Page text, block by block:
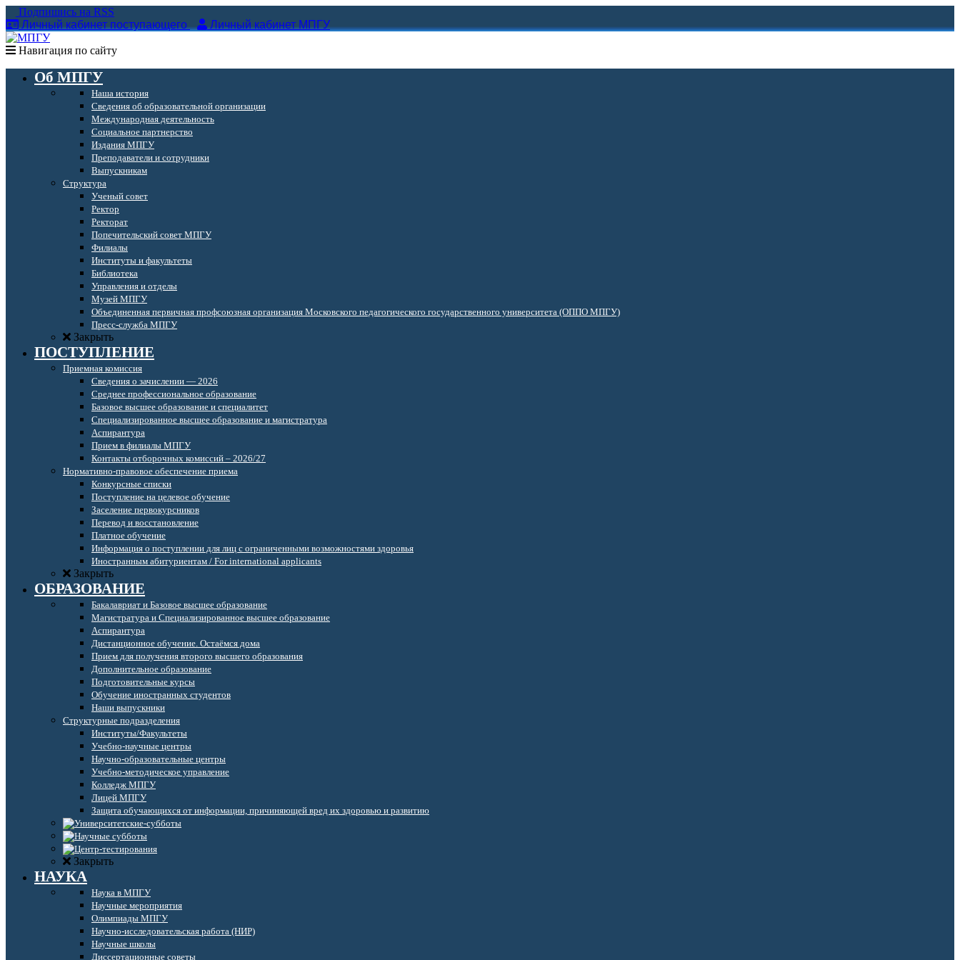
Подпишись на RSS
Личный кабинет поступающего
Личный кабинет МПГУ
Навигация по сайту
Об МПГУ
Наша история
Сведения об образовательной организации
Международная деятельность
Социальное партнерство
Издания МПГУ
Преподаватели и сотрудники
Выпускникам
Структура
Ученый совет
Ректор
Ректорат
Попечительский совет МПГУ
Филиалы
Институты и факультеты
Библиотека
Управления и отделы
Музей МПГУ
Объединенная первичная профсоюзная организация Московского педагогического государственного университета (ОППО МПГУ)
Пресс-служба МПГУ
Закрыть
ПОСТУПЛЕНИЕ
Приемная комиссия
Сведения о зачислении — 2026
Среднее профессиональное образование
Базовое высшее образование и специалитет
Специализированное высшее образование и магистратура
Аспирантура
Прием в филиалы МПГУ
Контакты отборочных комиссий – 2026/27
Нормативно-правовое обеспечение приема
Конкурсные списки
Поступление на целевое обучение
Заселение первокурсников
Перевод и восстановление
Платное обучение
Информация о поступлении для лиц с ограниченными возможностями здоровья
Иностранным абитуриентам / For international applicants
Закрыть
ОБРАЗОВАНИЕ
Бакалавриат и Базовое высшее образование
Магистратура и Специализированное высшее образование
Аспирантура
Дистанционное обучение. Остаёмся дома
Прием для получения второго высшего образования
Дополнительное образование
Подготовительные курсы
Обучение иностранных студентов
Наши выпускники
Структурные подразделения
Институты/Факультеты
Учебно-научные центры
Научно-образовательные центры
Учебно-методическое управление
Колледж МПГУ
Лицей МПГУ
Защита обучающихся от информации, причиняющей вред их здоровью и развитию
Закрыть
НАУКА
Наука в МПГУ
Научные мероприятия
Олимпиады МПГУ
Научно-исследовательская работа (НИР)
Научные школы
Диссертационные советы